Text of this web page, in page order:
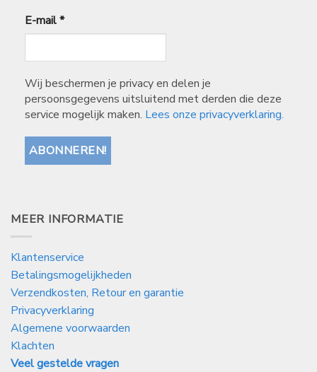
E-mail*
Wij beschermen je privacy en delen je
persoonsgegevens uitsluitend met derden die deze
service mogelijk maken. Lees onze privacyverklaring.
MEER INFORMATIE
Klantenservice
Betalingsmogelijkheden
Verzendkosten, Retour en garantie
Privacyverklaring
Algemene voorwaarden
Klachten
Veel gestelde vragen